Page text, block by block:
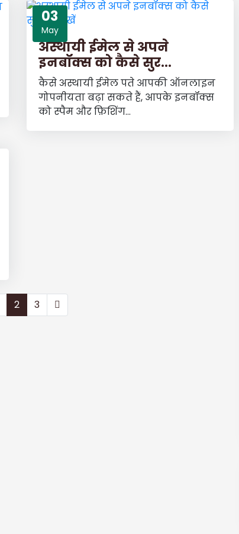
03
May
अस्थायी ईमेल से अपने
इनबॉक्स को कैसे सुर...
कैसे अस्थायी ईमेल पते आपकी ऑनलाइन
गोपनीयता बढ़ा सकते हैं, आपके इनबॉक्स
को स्पैम और फ़िशिंग...
2 3